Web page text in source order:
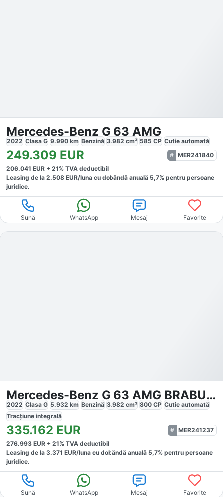
Mercedes-Benz G 63 AMG
2022 Clasa G 9.990 km Benzină 3.982 cm³ 585 CP Cutie automată
249.309 EUR
MER241840
206.041 EUR + 21% TVA deductibil
Leasing de la 2.508 EUR/luna cu dobăndă anuală 5,7% pentru persoane
juridice.
Sună WhatsApp Mesaj Favorite
Mercedes-Benz G 63 AMG BRABUS 800
2022 Clasa G 5.932 km Benzină 3.982 cm³ 800 CP Cutie automată
Tracțiune integrală
335.162 EUR
MER241237
276.993 EUR + 21% TVA deductibil
Leasing de la 3.371 EUR/luna cu dobăndă anuală 5,7% pentru persoane
juridice.
Sună WhatsApp Mesaj Favorite